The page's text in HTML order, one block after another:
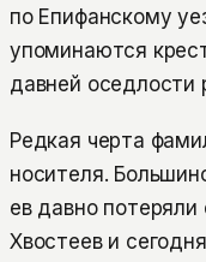
по Епифанскому
упоминаются
давней оседлости
Редкая черта
носителя.
ев давно
Хвостеев и